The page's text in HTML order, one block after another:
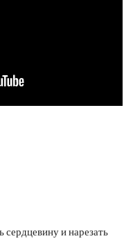
сердцевину и нарезать